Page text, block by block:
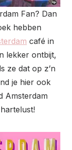
Fan? Dan
hebben
café in
lekker ontbijt,
ze dat op z’n
je hier ook
Amsterdam